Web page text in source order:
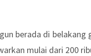
berada di
mulai dari 200